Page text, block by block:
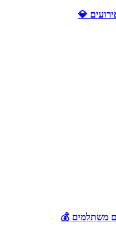
💎
משתלמים 💰